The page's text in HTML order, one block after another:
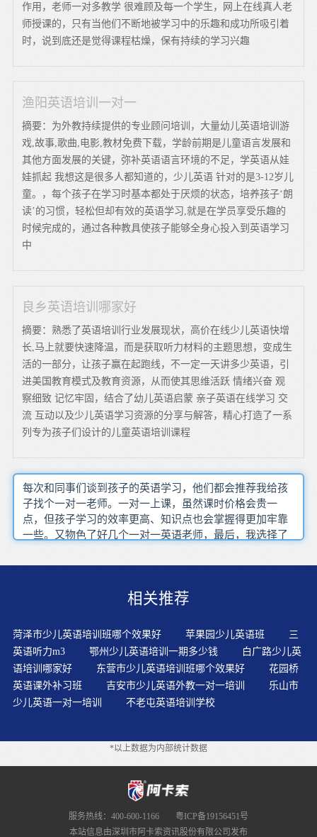
作用，老师一对多教学 很难顾及每一个学生，网上在线真人老
师授课的，只有当他们不断地被学习中的乐趣和成功所吸引着
时，说到底还是觉得课程枯燥，保有持续的学习兴趣
渔阳英语培训一对一
摘要：为外教持续提供的专业顾问培训，大量幼儿英语培训游
戏,故事,歌曲,电影,教材免费下载，学龄前期是儿童语言发展和
其他方面发展的关键，弥补英语语言环境的不足，学英语从娃
娃抓起 我想这是很多人都知道的，少儿英语 针对的是3-12岁儿
童。，每个孩子在学习时基本都处于厌烦的状态，培养孩子‘朗
读’的习惯，轻松但却有效的英语学习,就是在学员享受乐趣的
时候完成的，通过各种教具使孩子能够全身心投入到英语学习
中
良乡英语培训哪家好
摘要：熟悉了英语培训行业发展现状，高价在线少儿英语快增
长,马上就要快速降温，而是获取听力材料的主题思想，变成生
活的一部分，让孩子赢在起跑线，不一定一天讲多少英语，引
进美国教育模式及教育资源，从而使其思维活跃 情绪兴奋 观
察细致 记忆牢固，结合了幼儿英语启蒙 亲子英语在线学习 交
流 互动以及少儿英语学习资源的分享与解答，精心打造了一系
列专为孩子们设计的儿童英语培训课程
每次和同事们谈到孩子的英语学习，他们都会推荐我给孩
子找个一对一老师。一对一上课，虽然课时价格会贵一
点，但孩子学习的效率更高、知识点也会掌握得更加牢靠
一些。又物色了好几个一对一英语老师，最后，我选择了
论是老师水平、上课自由度还是价格，阿卡索外教网都完
外教网的免费体验课之后，感觉到课程跟宣传的效果确实
相关推荐
菏泽市少儿英语培训班哪个效果好 苹果园少儿英语班
三
英语听力m3
鄂州少儿英语培训一期多少钱
白广路少儿英
语培训哪家好
东营市少儿英语培训班哪个效果好
花园桥
英语课外补习班
吉安市少儿英语外教一对一培训
乐山市
少儿英语一对一培训
不老屯英语培训学校
*以上数据为内部统计数据
服务热线：400-600-1166
粤ICP备19156451号
本站信息由深圳市阿卡索资讯股份有限公司发布